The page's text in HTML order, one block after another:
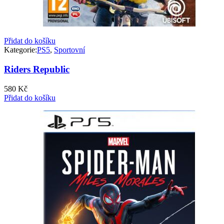
Přidat do košíku
Kategorie:PS5, Sportovní
Riders Republic
580 Kč
Přidat do košíku